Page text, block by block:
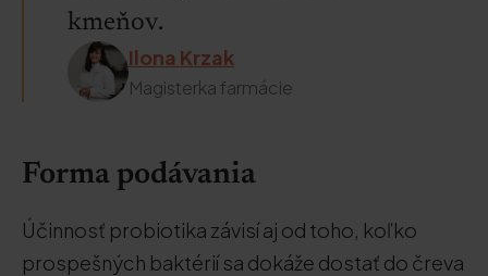
kmeňov.
Ilona Krzak
Magisterka farmácie
Forma podávania
Účinnosť probiotika závisí aj od toho, koľko
prospešných baktérií sa dokáže dostať do čreva